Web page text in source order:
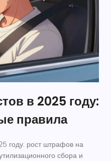
в 2025 году:
правила
году: рост штрафов на
сбора и